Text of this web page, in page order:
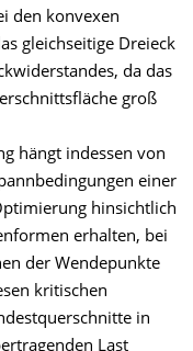
den konvexen
gleichseitige Dreieck
da das
groß
hängt indessen von
einer
hinsichtlich
erhalten, bei
der Wendepunkte
kritischen
in
Last